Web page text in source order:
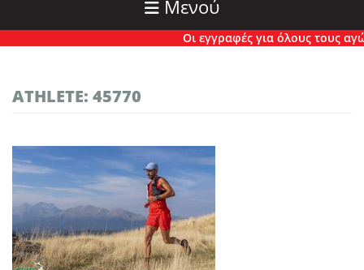
Μενού
Οι εγγραφές για όλους τους
ATHLETE: 45770